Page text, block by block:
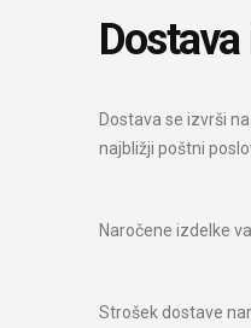
Dostava se izvrši
najbližji poštni
Naročene izdelke
Strošek dostave